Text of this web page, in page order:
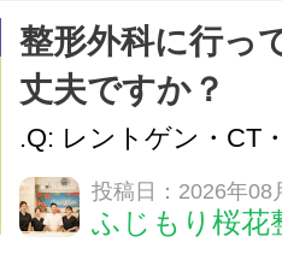
慣など様々です。痛
し、お一人おひとり
をご提案します。.#
整形外科に行っ
丈夫ですか？
.Q: レントゲン・CT
いなくても施術は受
A: はい、受けられま
投稿日：2026年08
ふじもり桜花